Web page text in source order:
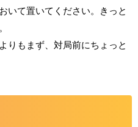
いて置いてください。きっと
りもまず、対局前にちょっと